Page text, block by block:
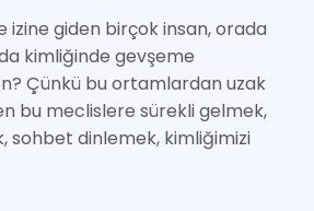
izine giden birçok insan, orada
kimliğinde gevşeme
Çünkü bu ortamlardan uzak
bu meclislere sürekli gelmek,
sohbet dinlemek, kimliğimizi